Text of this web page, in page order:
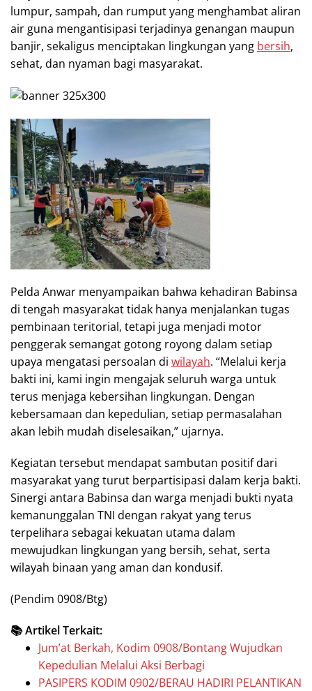
lumpur, sampah, dan rumput yang menghambat aliran
air guna mengantisipasi terjadinya genangan maupun
banjir, sekaligus menciptakan lingkungan yang bersih,
sehat, dan nyaman bagi masyarakat.
Pelda Anwar menyampaikan bahwa kehadiran Babinsa
di tengah masyarakat tidak hanya menjalankan tugas
pembinaan teritorial, tetapi juga menjadi motor
penggerak semangat gotong royong dalam setiap
upaya mengatasi persoalan di wilayah. “Melalui kerja
bakti ini, kami ingin mengajak seluruh warga untuk
terus menjaga kebersihan lingkungan. Dengan
kebersamaan dan kepedulian, setiap permasalahan
akan lebih mudah diselesaikan,” ujarnya.
Kegiatan tersebut mendapat sambutan positif dari
masyarakat yang turut berpartisipasi dalam kerja bakti.
Sinergi antara Babinsa dan warga menjadi bukti nyata
kemanunggalan TNI dengan rakyat yang terus
terpelihara sebagai kekuatan utama dalam
mewujudkan lingkungan yang bersih, sehat, serta
wilayah binaan yang aman dan kondusif.
(Pendim 0908/Btg)
📚 Artikel Terkait:
Jum’at Berkah, Kodim 0908/Bontang Wujudkan
Kepedulian Melalui Aksi Berbagi
PASIPERS KODIM 0902/BERAU HADIRI PELANTIKAN